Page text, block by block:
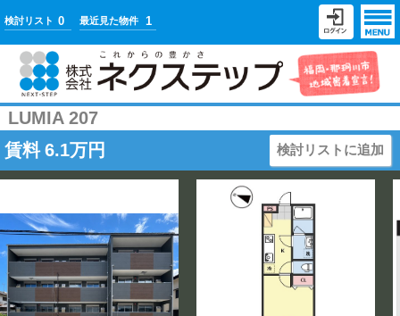
検討リスト 0 最近見た物件 1
LUMIA 207
賃料 6.1万円 検討リストに追加